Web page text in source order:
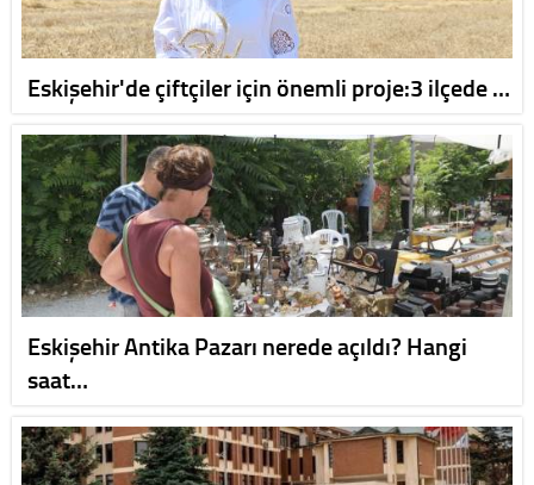
Eskişehir'de çiftçiler için önemli proje:3 ilçede …
Eskişehir Antika Pazarı nerede açıldı? Hangi
saat…